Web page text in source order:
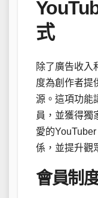
式
除了廣告收入
度為創作者提
源。這項功能
員，並獲得獨
愛的
係，並提升觀
會員制